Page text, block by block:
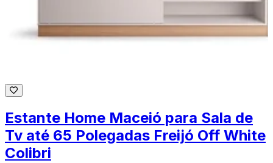
Estante Home Maceió para Sala de
Tv até 65 Polegadas Freijó Off White
Colibri